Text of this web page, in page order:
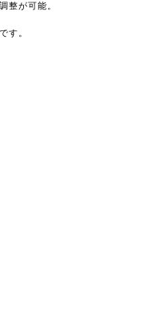
整が可能。
す。